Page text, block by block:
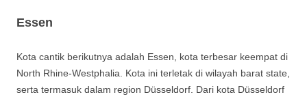
Essen
Kota cantik berikutnya adalah Essen, kota terbesar keempat di
North Rhine-Westphalia. Kota ini terletak di wilayah barat state,
serta termasuk dalam region Düsseldorf. Dari kota Düsseldorf